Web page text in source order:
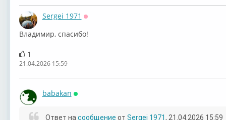
Sergei 1971
Владимир, спасибо!
1
21.04.2026 15:59
babakan
Ответ на сообщение от Sergei 1971, 21.04.2026 15:59